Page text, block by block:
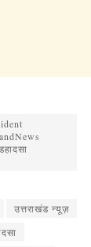
उत्तराखंड न्यूज़